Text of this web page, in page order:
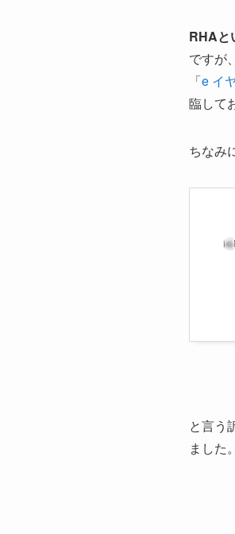
RHAと
ですが
「e イ
臨して
ちなみ
と言う
ました。